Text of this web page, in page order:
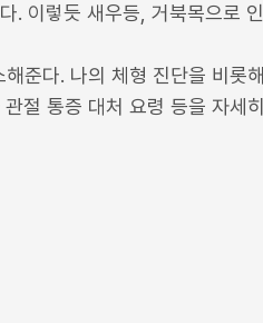
. 이렇듯 새우등, 거북목으로 인
준다. 나의 체형 진단을 비롯해
절 통증 대처 요령 등을 자세히